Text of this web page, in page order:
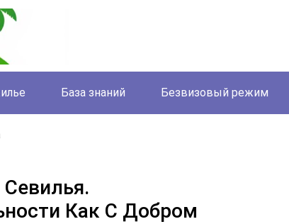
База знаний Безвизовый режим
Как С Добром